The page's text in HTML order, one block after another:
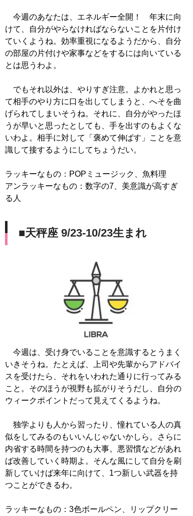
今週のあなたは、エネルギー全開！ 年末に向
けて、自分がやらなければならないことを片付け
ていくようね。効率重視になるようだから、自分
の部屋の片付けや家事などをするには向いている
とは思うわよ。
でもそれ以外は、やりすぎ注意。よかれと思っ
て相手のやり方に口を出してしまうと、へそを曲
げられてしまいそうね。それに、自分がやったほ
うが早いと思ったとしても、手を出すのもよくな
いわよ。相手に対して「褒めて伸ばす」ことを意
識して接するようにしてちょうだい。
ラッキーなもの：POPミュージック、魚料理
アンラッキーなもの：数字の7、美意識が高すぎ
る人
■天秤座 9/23-10/23生まれ
今週は、受け身でいることを意識するとうまく
いきそうね。たとえば、上司や先輩からアドバイ
スを受けたら、それをいわれた通りに行ってみる
こと。そのほうが視野も拡がりそうだし、自分の
ウィークポイントだって見えてくるようね。
独学よりも人から習ったり、憧れている人の真
似をしてみるのもいいんじゃないかしら。さらに
内省する時間を持つのも大事。悪習慣などがあれ
ば改善していく時期よ。そんな風にして自分を刷
新していけば来年に向けて、1つ新しい武器を持
つことができるわ。
ラッキーなもの：3色ボールペン、リップクリー